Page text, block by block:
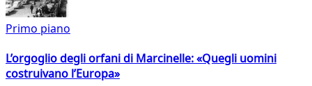
Primo piano
L’orgoglio degli orfani di Marcinelle: «Quegli uomini
costruivano l’Europa»